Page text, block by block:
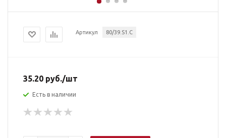
Артикул 80/39.S1.C
35.20 руб./шт
Есть в наличии